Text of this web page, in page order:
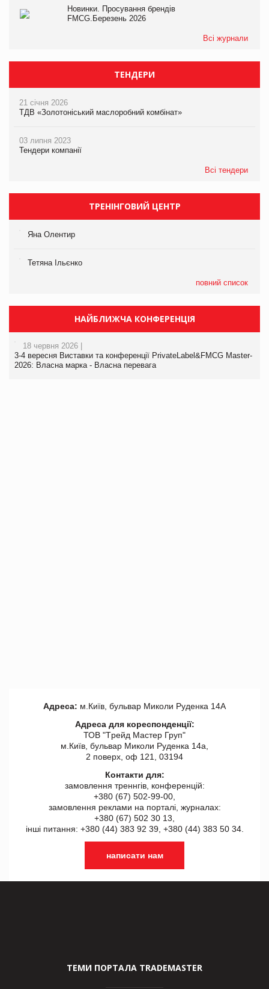
Новинки. Просування брендів
FMCG.Березень 2026
Всі журнали
ТЕНДЕРИ
21 січня 2026
ТДВ «Золотоніський маслоробний комбінат»
03 липня 2023
Тендери компанії
Всі тендери
ТРЕНІНГОВИЙ ЦЕНТР
Яна Олентир
Тетяна Ільєнко
повний список
НАЙБЛИЖЧА КОНФЕРЕНЦІЯ
18 червня 2026 |
3-4 вересня Виставки та конференції PrivateLabel&FMCG Master-
2026: Власна марка - Власна перевага
Адреса: м.Київ, бульвар Миколи Руденка 14А
Адреса для кореспонденції:
ТОВ "Tрейд Мастер Груп"
м.Київ, бульвар Миколи Руденка 14а,
2 поверх, оф 121, 03194
Контакти для:
замовлення треннгів, конференцій:
+380 (67) 502-99-00,
замовлення реклами на порталі, журналах:
+380 (67) 502 30 13,
інші питання: +380 (44) 383 92 39, +380 (44) 383 50 34.
написати нам
ТЕМИ ПОРТАЛА TRADEMASTER